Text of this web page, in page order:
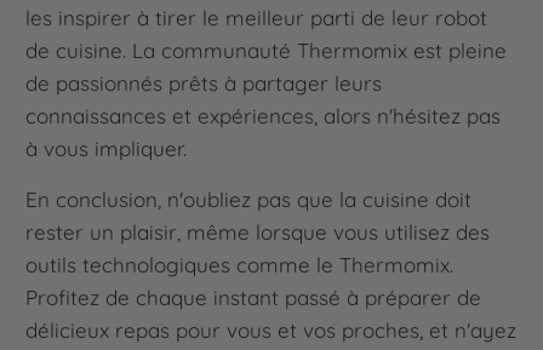
les inspirer à tirer le meilleur parti de leur robot
de cuisine. La communauté Thermomix est pleine
de passionnés prêts à partager leurs
connaissances et expériences, alors n'hésitez pas
à vous impliquer.
En conclusion, n'oubliez pas que la cuisine doit
rester un plaisir, même lorsque vous utilisez des
outils technologiques comme le Thermomix.
Profitez de chaque instant passé à préparer de
délicieux repas pour vous et vos proches, et n'ayez